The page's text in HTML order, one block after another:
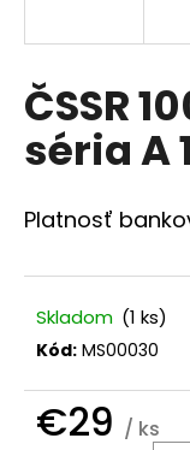
ČSSR
séria A
Platnosť
Skladom (1 ks)
Kód: MS00030
€29 / ks
s
ť
?
O
d